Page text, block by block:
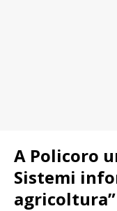
A Policoro
Sistemi
agricoltura”